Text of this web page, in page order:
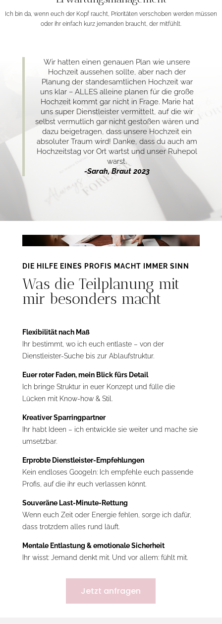
Ich bin da, wenn euch der Kopf raucht, Prioritäten verschoben werden müssen
oder ihr einfach kurz jemanden braucht, der mitfühlt.
Wir hatten einen genauen Plan wie unsere
Hochzeit aussehen sollte, aber nach der
Planung der standesamtlichen Hochzeit war
uns klar – ALLES alleine planen für die große
Hochzeit kommt gar nicht in Frage. Marie hat
uns super Dienstleister vermittelt, auf die wir
selbst vermutlich gar nicht gestoßen wären und
dazu beigetragen, dass unsere Hochzeit ein
absoluter Traum wird! Danke, dass du auch am
Hochzeitstag vor Ort wartst und unser Ruhepol
warst.
-Sarah, Braut 2023
DIE HILFE EINES PROFIS MACHT IMMER SINN
Was die Teilplanung mit
mir besonders macht
Flexibilität nach Maß
Ihr bestimmt, wo ich euch entlaste – von der
Dienstleister-Suche bis zur Ablaufstruktur.
Euer roter Faden, mein Blick fürs Detail
Ich bringe Struktur in euer Konzept und fülle die
Lücken mit Know-how & Stil.
Kreativer Sparringpartner
Ihr habt Ideen – ich entwickle sie weiter und mache sie
umsetzbar.
Erprobte Dienstleister-Empfehlungen
Kein endloses Googeln: Ich empfehle euch passende
Profis, auf die ihr euch verlassen könnt.
Souveräne Last-Minute-Rettung
Wenn euch Zeit oder Energie fehlen, sorge ich dafür,
dass trotzdem alles rund läuft.
Mentale Entlastung & emotionale Sicherheit
Ihr wisst: Jemand denkt mit. Und vor allem: fühlt mit.
Jetzt anfragen